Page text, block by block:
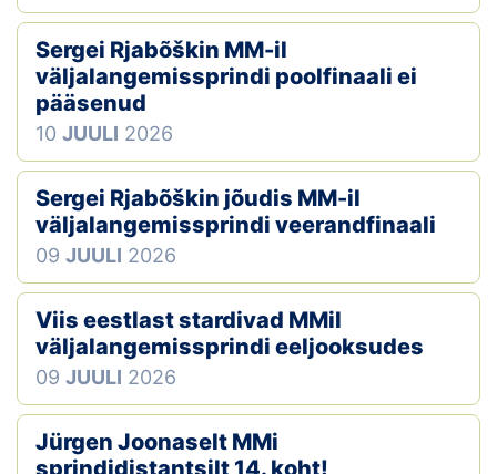
Sergei Rjabõškin MM-il
väljalangemissprindi poolfinaali ei
pääsenud
10 JUULI 2026
Sergei Rjabõškin jõudis MM-il
väljalangemissprindi veerandfinaali
09 JUULI 2026
Viis eestlast stardivad MMil
väljalangemissprindi eeljooksudes
09 JUULI 2026
Jürgen Joonaselt MMi
sprindidistantsilt 14. koht!